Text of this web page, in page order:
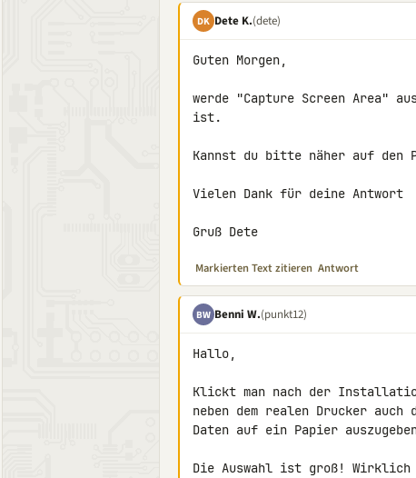
DK Dete K.(dete)
Guten Morgen,
werde "Capture Screen Area"
ist.
Kannst du bitte näher auf den
Vielen Dank für deine Antwort
Gruß Dete
Markierten Text zitieren Antwort
BW Benni W.(punkt12)
Hallo,
Klickt man nach der
neben dem realen Drucker
Daten auf ein Papier
Die Auswahl ist groß!